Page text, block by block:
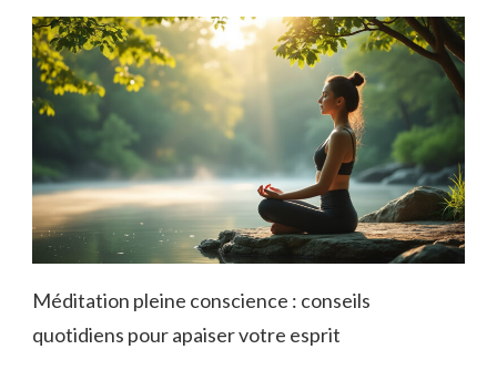
Méditation pleine conscience : conseils
quotidiens pour apaiser votre esprit